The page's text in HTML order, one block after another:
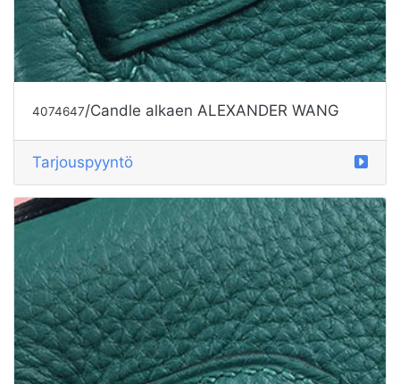
4074647/Candle alkaen ALEXANDER WANG
Tarjouspyyntö